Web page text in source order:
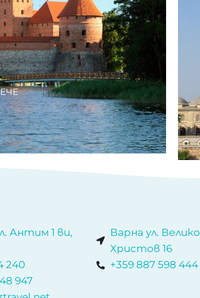
Антим 1 ви,
240
947
Варна ул. Велико
Христов 16
+359 887 598 444